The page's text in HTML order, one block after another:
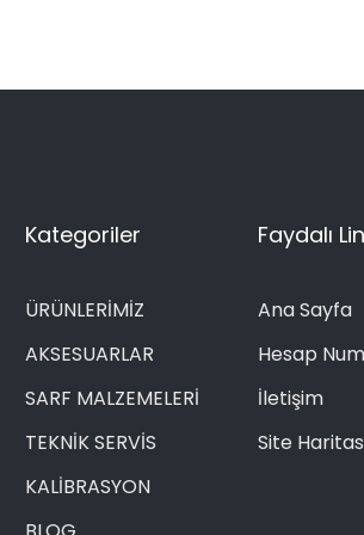
Kategoriler
ÜRÜNLERİMİZ
AKSESUARLAR
SARF MALZEMELERİ
TEKNİK SERVİS
KALİBRASYON
Faydalı
Ana Sayfa
Hesap
İletişim
Site